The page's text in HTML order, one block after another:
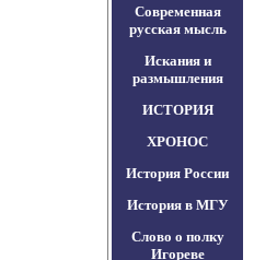
Современная
русская мысль
Искания и
размышления
ИСТОРИЯ
ХРОНОС
История России
История в МГУ
Слово о полку
Игореве